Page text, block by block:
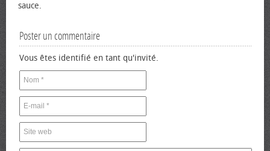
sauce.
Poster un commentaire
Vous êtes identifié en tant qu'invité.